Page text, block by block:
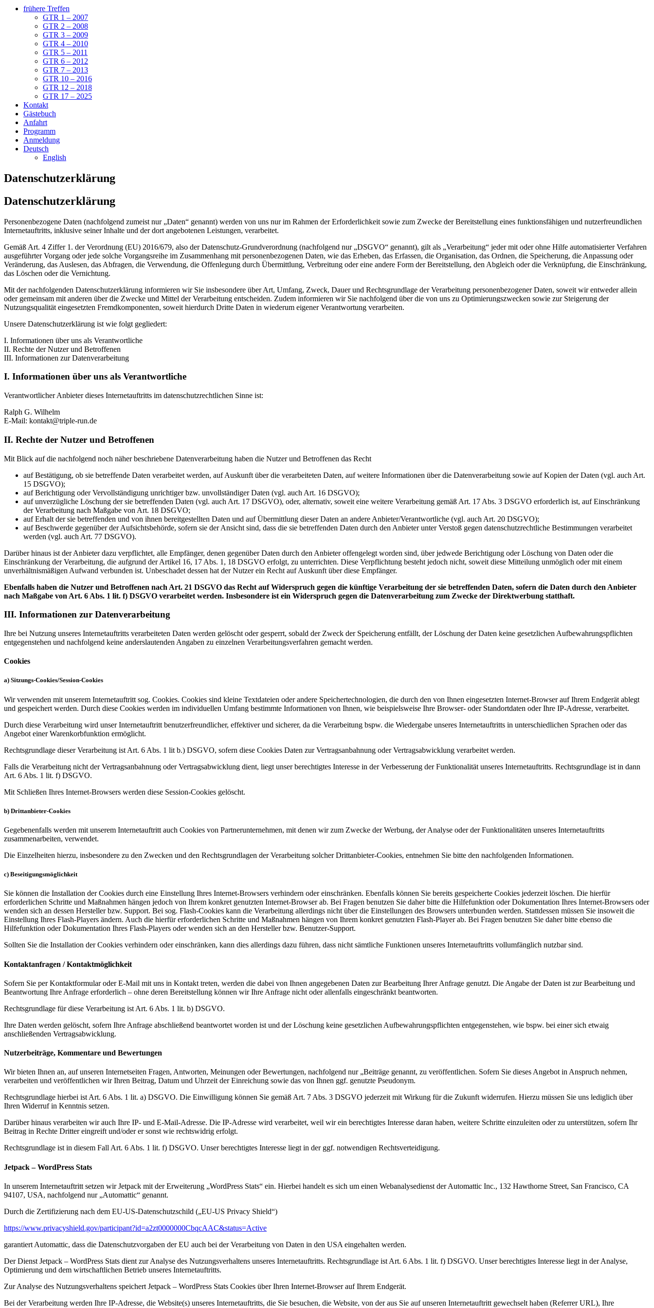
frühere Treffen
GTR 1 – 2007
GTR 2 – 2008
GTR 3 – 2009
GTR 4 – 2010
GTR 5 – 2011
GTR 6 – 2012
GTR 7 – 2013
GTR 10 – 2016
GTR 12 – 2018
GTR 17 – 2025
Kontakt
Gästebuch
Anfahrt
Programm
Anmeldung
Deutsch
English
Datenschutzerklärung
Datenschutzerklärung
Personenbezogene Daten (nachfolgend zumeist nur „Daten“ genannt) werden von uns nur im Rahmen der Erforderlichkeit sowie zum Zwecke der Bereitstellung eines funktionsfähigen und nutzerfreundlichen
Internetauftritts, inklusive seiner Inhalte und der dort angebotenen Leistungen, verarbeitet.
Gemäß Art. 4 Ziffer 1. der Verordnung (EU) 2016/679, also der Datenschutz-Grundverordnung (nachfolgend nur „DSGVO“ genannt), gilt als „Verarbeitung“ jeder mit oder ohne Hilfe automatisierter Verfahren
ausgeführter Vorgang oder jede solche Vorgangsreihe im Zusammenhang mit personenbezogenen Daten, wie das Erheben, das Erfassen, die Organisation, das Ordnen, die Speicherung, die Anpassung oder
Veränderung, das Auslesen, das Abfragen, die Verwendung, die Offenlegung durch Übermittlung, Verbreitung oder eine andere Form der Bereitstellung, den Abgleich oder die Verknüpfung, die Einschränkung,
das Löschen oder die Vernichtung.
Mit der nachfolgenden Datenschutzerklärung informieren wir Sie insbesondere über Art, Umfang, Zweck, Dauer und Rechtsgrundlage der Verarbeitung personenbezogener Daten, soweit wir entweder allein
oder gemeinsam mit anderen über die Zwecke und Mittel der Verarbeitung entscheiden. Zudem informieren wir Sie nachfolgend über die von uns zu Optimierungszwecken sowie zur Steigerung der
Nutzungsqualität eingesetzten Fremdkomponenten, soweit hierdurch Dritte Daten in wiederum eigener Verantwortung verarbeiten.
Unsere Datenschutzerklärung ist wie folgt gegliedert:
I. Informationen über uns als Verantwortliche
II. Rechte der Nutzer und Betroffenen
III. Informationen zur Datenverarbeitung
I. Informationen über uns als Verantwortliche
Verantwortlicher Anbieter dieses Internetauftritts im datenschutzrechtlichen Sinne ist:
Ralph G. Wilhelm
E-Mail: kontakt@triple-run.de
II. Rechte der Nutzer und Betroffenen
Mit Blick auf die nachfolgend noch näher beschriebene Datenverarbeitung haben die Nutzer und Betroffenen das Recht
auf Bestätigung, ob sie betreffende Daten verarbeitet werden, auf Auskunft über die verarbeiteten Daten, auf weitere Informationen über die Datenverarbeitung sowie auf Kopien der Daten (vgl. auch Art.
15 DSGVO);
auf Berichtigung oder Vervollständigung unrichtiger bzw. unvollständiger Daten (vgl. auch Art. 16 DSGVO);
auf unverzügliche Löschung der sie betreffenden Daten (vgl. auch Art. 17 DSGVO), oder, alternativ, soweit eine weitere Verarbeitung gemäß Art. 17 Abs. 3 DSGVO erforderlich ist, auf Einschränkung
der Verarbeitung nach Maßgabe von Art. 18 DSGVO;
auf Erhalt der sie betreffenden und von ihnen bereitgestellten Daten und auf Übermittlung dieser Daten an andere Anbieter/Verantwortliche (vgl. auch Art. 20 DSGVO);
auf Beschwerde gegenüber der Aufsichtsbehörde, sofern sie der Ansicht sind, dass die sie betreffenden Daten durch den Anbieter unter Verstoß gegen datenschutzrechtliche Bestimmungen verarbeitet
werden (vgl. auch Art. 77 DSGVO).
Darüber hinaus ist der Anbieter dazu verpflichtet, alle Empfänger, denen gegenüber Daten durch den Anbieter offengelegt worden sind, über jedwede Berichtigung oder Löschung von Daten oder die
Einschränkung der Verarbeitung, die aufgrund der Artikel 16, 17 Abs. 1, 18 DSGVO erfolgt, zu unterrichten. Diese Verpflichtung besteht jedoch nicht, soweit diese Mitteilung unmöglich oder mit einem
unverhältnismäßigen Aufwand verbunden ist. Unbeschadet dessen hat der Nutzer ein Recht auf Auskunft über diese Empfänger.
Ebenfalls haben die Nutzer und Betroffenen nach Art. 21 DSGVO das Recht auf Widerspruch gegen die künftige Verarbeitung der sie betreffenden Daten, sofern die Daten durch den Anbieter
nach Maßgabe von Art. 6 Abs. 1 lit. f) DSGVO verarbeitet werden. Insbesondere ist ein Widerspruch gegen die Datenverarbeitung zum Zwecke der Direktwerbung statthaft.
III. Informationen zur Datenverarbeitung
Ihre bei Nutzung unseres Internetauftritts verarbeiteten Daten werden gelöscht oder gesperrt, sobald der Zweck der Speicherung entfällt, der Löschung der Daten keine gesetzlichen Aufbewahrungspflichten
entgegenstehen und nachfolgend keine anderslautenden Angaben zu einzelnen Verarbeitungsverfahren gemacht werden.
Cookies
a) Sitzungs-Cookies/Session-Cookies
Wir verwenden mit unserem Internetauftritt sog. Cookies. Cookies sind kleine Textdateien oder andere Speichertechnologien, die durch den von Ihnen eingesetzten Internet-Browser auf Ihrem Endgerät ablegt
und gespeichert werden. Durch diese Cookies werden im individuellen Umfang bestimmte Informationen von Ihnen, wie beispielsweise Ihre Browser- oder Standortdaten oder Ihre IP-Adresse, verarbeitet.
Durch diese Verarbeitung wird unser Internetauftritt benutzerfreundlicher, effektiver und sicherer, da die Verarbeitung bspw. die Wiedergabe unseres Internetauftritts in unterschiedlichen Sprachen oder das
Angebot einer Warenkorbfunktion ermöglicht.
Rechtsgrundlage dieser Verarbeitung ist Art. 6 Abs. 1 lit b.) DSGVO, sofern diese Cookies Daten zur Vertragsanbahnung oder Vertragsabwicklung verarbeitet werden.
Falls die Verarbeitung nicht der Vertragsanbahnung oder Vertragsabwicklung dient, liegt unser berechtigtes Interesse in der Verbesserung der Funktionalität unseres Internetauftritts. Rechtsgrundlage ist in dann
Art. 6 Abs. 1 lit. f) DSGVO.
Mit Schließen Ihres Internet-Browsers werden diese Session-Cookies gelöscht.
b) Drittanbieter-Cookies
Gegebenenfalls werden mit unserem Internetauftritt auch Cookies von Partnerunternehmen, mit denen wir zum Zwecke der Werbung, der Analyse oder der Funktionalitäten unseres Internetauftritts
zusammenarbeiten, verwendet.
Die Einzelheiten hierzu, insbesondere zu den Zwecken und den Rechtsgrundlagen der Verarbeitung solcher Drittanbieter-Cookies, entnehmen Sie bitte den nachfolgenden Informationen.
c) Beseitigungsmöglichkeit
Sie können die Installation der Cookies durch eine Einstellung Ihres Internet-Browsers verhindern oder einschränken. Ebenfalls können Sie bereits gespeicherte Cookies jederzeit löschen. Die hierfür
erforderlichen Schritte und Maßnahmen hängen jedoch von Ihrem konkret genutzten Internet-Browser ab. Bei Fragen benutzen Sie daher bitte die Hilfefunktion oder Dokumentation Ihres Internet-Browsers oder
wenden sich an dessen Hersteller bzw. Support. Bei sog. Flash-Cookies kann die Verarbeitung allerdings nicht über die Einstellungen des Browsers unterbunden werden. Stattdessen müssen Sie insoweit die
Einstellung Ihres Flash-Players ändern. Auch die hierfür erforderlichen Schritte und Maßnahmen hängen von Ihrem konkret genutzten Flash-Player ab. Bei Fragen benutzen Sie daher bitte ebenso die
Hilfefunktion oder Dokumentation Ihres Flash-Players oder wenden sich an den Hersteller bzw. Benutzer-Support.
Sollten Sie die Installation der Cookies verhindern oder einschränken, kann dies allerdings dazu führen, dass nicht sämtliche Funktionen unseres Internetauftritts vollumfänglich nutzbar sind.
Kontaktanfragen / Kontaktmöglichkeit
Sofern Sie per Kontaktformular oder E-Mail mit uns in Kontakt treten, werden die dabei von Ihnen angegebenen Daten zur Bearbeitung Ihrer Anfrage genutzt. Die Angabe der Daten ist zur Bearbeitung und
Beantwortung Ihre Anfrage erforderlich – ohne deren Bereitstellung können wir Ihre Anfrage nicht oder allenfalls eingeschränkt beantworten.
Rechtsgrundlage für diese Verarbeitung ist Art. 6 Abs. 1 lit. b) DSGVO.
Ihre Daten werden gelöscht, sofern Ihre Anfrage abschließend beantwortet worden ist und der Löschung keine gesetzlichen Aufbewahrungspflichten entgegenstehen, wie bspw. bei einer sich etwaig
anschließenden Vertragsabwicklung.
Nutzerbeiträge, Kommentare und Bewertungen
Wir bieten Ihnen an, auf unseren Internetseiten Fragen, Antworten, Meinungen oder Bewertungen, nachfolgend nur „Beiträge genannt, zu veröffentlichen. Sofern Sie dieses Angebot in Anspruch nehmen,
verarbeiten und veröffentlichen wir Ihren Beitrag, Datum und Uhrzeit der Einreichung sowie das von Ihnen ggf. genutzte Pseudonym.
Rechtsgrundlage hierbei ist Art. 6 Abs. 1 lit. a) DSGVO. Die Einwilligung können Sie gemäß Art. 7 Abs. 3 DSGVO jederzeit mit Wirkung für die Zukunft widerrufen. Hierzu müssen Sie uns lediglich über
Ihren Widerruf in Kenntnis setzen.
Darüber hinaus verarbeiten wir auch Ihre IP- und E-Mail-Adresse. Die IP-Adresse wird verarbeitet, weil wir ein berechtigtes Interesse daran haben, weitere Schritte einzuleiten oder zu unterstützen, sofern Ihr
Beitrag in Rechte Dritter eingreift und/oder er sonst wie rechtswidrig erfolgt.
Rechtsgrundlage ist in diesem Fall Art. 6 Abs. 1 lit. f) DSGVO. Unser berechtigtes Interesse liegt in der ggf. notwendigen Rechtsverteidigung.
Jetpack – WordPress Stats
In unserem Internetauftritt setzen wir Jetpack mit der Erweiterung „WordPress Stats“ ein. Hierbei handelt es sich um einen Webanalysedienst der Automattic Inc., 132 Hawthorne Street, San Francisco, CA
94107, USA, nachfolgend nur „Automattic“ genannt.
Durch die Zertifizierung nach dem EU-US-Datenschutzschild („EU-US Privacy Shield“)
https://www.privacyshield.gov/participant?id=a2zt0000000CbqcAAC&status=Active
garantiert Automattic, dass die Datenschutzvorgaben der EU auch bei der Verarbeitung von Daten in den USA eingehalten werden.
Der Dienst Jetpack – WordPress Stats dient zur Analyse des Nutzungsverhaltens unseres Internetauftritts. Rechtsgrundlage ist Art. 6 Abs. 1 lit. f) DSGVO. Unser berechtigtes Interesse liegt in der Analyse,
Optimierung und dem wirtschaftlichen Betrieb unseres Internetauftritts.
Zur Analyse des Nutzungsverhaltens speichert Jetpack – WordPress Stats Cookies über Ihren Internet-Browser auf Ihrem Endgerät.
Bei der Verarbeitung werden Ihre IP-Adresse, die Website(s) unseres Internetauftritts, die Sie besuchen, die Website, von der aus Sie auf unseren Internetauftritt gewechselt haben (Referrer URL), Ihre